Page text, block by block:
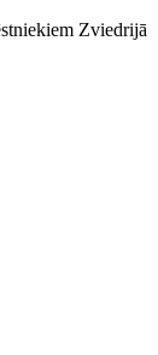
Zviedrijā